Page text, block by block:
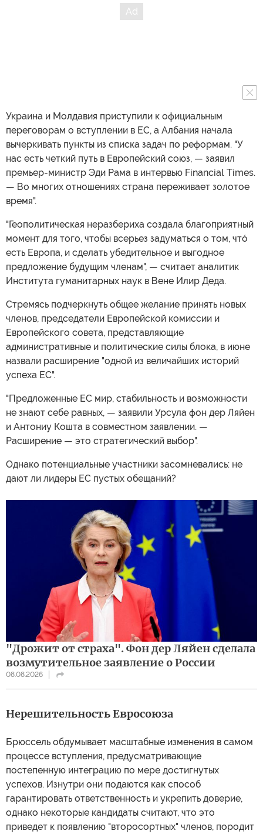
Украина и Молдавия приступили к официальным
переговорам о вступлении в ЕС, а Албания начала
вычеркивать пункты из списка задач по реформам. "У
нас есть четкий путь в Европейский союз, — заявил
премьер-министр Эди Рама в интервью Financial Times.
— Во многих отношениях страна переживает золотое
время".
"Геополитическая неразбериха создала благоприятный
момент для того, чтобы всерьез задуматься о том, чтó
есть Европа, и сделать убедительное и выгодное
предложение будущим членам", — считает аналитик
Института гуманитарных наук в Вене Илир Деда.
Стремясь подчеркнуть общее желание принять новых
членов, председатели Европейской комиссии и
Европейского совета, представляющие
административные и политические силы блока, в июне
назвали расширение "одной из величайших историй
успеха ЕС".
"Предложенные ЕС мир, стабильность и возможности
не знают себе равных, — заявили Урсула фон дер Ляйен
и Антониу Кошта в совместном заявлении. —
Расширение — это стратегический выбор".
Однако потенциальные участники засомневались: не
дают ли лидеры ЕС пустых обещаний?
"Дрожит от страха". Фон дер Ляйен сделала
возмутительное заявление о России
08.08.2026
Нерешительность Евросоюза
Брюссель обдумывает масштабные изменения в самом
процессе вступления, предусматривающие
постепенную интеграцию по мере достигнутых
успехов. Изнутри они подаются как способ
гарантировать ответственность и укрепить доверие,
однако некоторые кандидаты считают, что это
приведет к появлению "второсортных" членов, породит